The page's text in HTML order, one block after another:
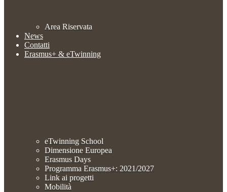
Area Riservata
News
Contatti
Erasmus+ & eTwinning
eTwinning School
Dimensione Europea
Erasmus Days
Programma Erasmus+: 2021/2027
Link ai progetti
Mobilità